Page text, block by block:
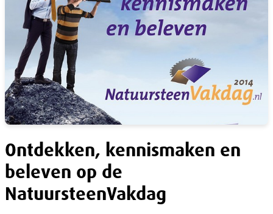
Ontdekken, kennismaken en
beleven op de
NatuursteenVakdag